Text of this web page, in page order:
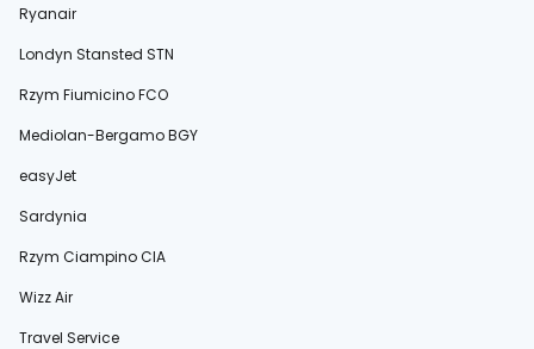
Ryanair
Londyn Stansted STN
Rzym Fiumicino FCO
Mediolan-Bergamo BGY
easyJet
Sardynia
Rzym Ciampino CIA
Wizz Air
Travel Service